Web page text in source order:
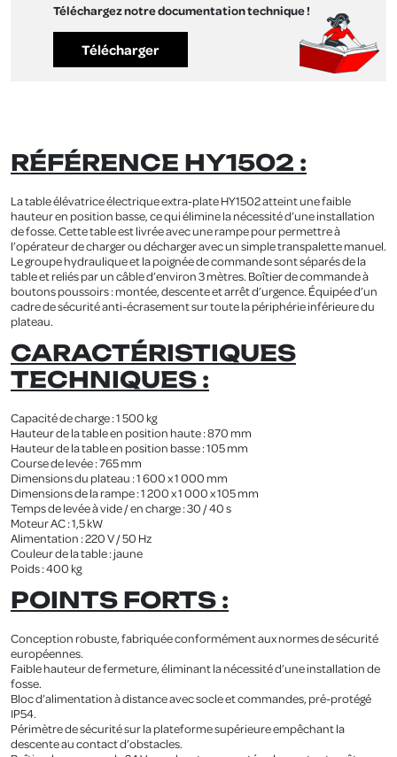
Téléchargez notre documentation technique !
Télécharger
RÉFÉRENCE HY1502 :
La table élévatrice électrique extra-plate HY1502 atteint une faible
hauteur en position basse, ce qui élimine la nécessité d’une installation
de fosse. Cette table est livrée avec une rampe pour permettre à
l’opérateur de charger ou décharger avec un simple transpalette manuel.
Le groupe hydraulique et la poignée de commande sont séparés de la
table et reliés par un câble d’environ 3 mètres. Boîtier de commande à
boutons poussoirs : montée, descente et arrêt d’urgence. Équipée d’un
cadre de sécurité anti-écrasement sur toute la périphérie inférieure du
plateau.
CARACTÉRISTIQUES
TECHNIQUES :
Capacité de charge : 1 500 kg
Hauteur de la table en position haute : 870 mm
Hauteur de la table en position basse : 105 mm
Course de levée : 765 mm
Dimensions du plateau : 1 600 x 1 000 mm
Dimensions de la rampe : 1 200 x 1 000 x 105 mm
Temps de levée à vide / en charge : 30 / 40 s
Moteur AC : 1,5 kW
Alimentation : 220 V / 50 Hz
Couleur de la table : jaune
Poids : 400 kg
POINTS FORTS :
Conception robuste, fabriquée conformément aux normes de sécurité
européennes.
Faible hauteur de fermeture, éliminant la nécessité d’une installation de
fosse.
Bloc d’alimentation à distance avec socle et commandes, pré-protégé
IP54.
Périmètre de sécurité sur la plateforme supérieure empêchant la
descente au contact d’obstacles.